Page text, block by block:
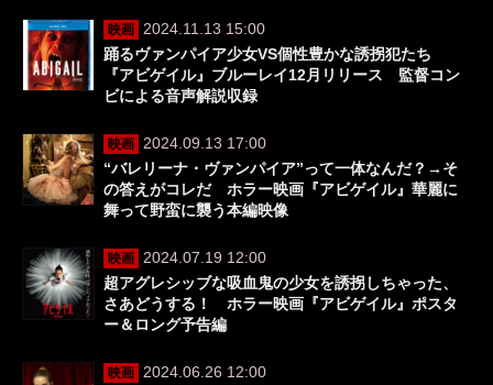
映画
2024.11.13 15:00
踊るヴァンパイア少女VS個性豊かな誘拐犯たち
『アビゲイル』ブルーレイ12月リリース 監督コン
ビによる音声解説収録
映画
2024.09.13 17:00
“バレリーナ・ヴァンパイア”って一体なんだ？→そ
の答えがコレだ ホラー映画『アビゲイル』華麗に
舞って野蛮に襲う本編映像
映画
2024.07.19 12:00
超アグレシッブな吸血鬼の少女を誘拐しちゃった、
さあどうする！ ホラー映画『アビゲイル』ポスタ
ー＆ロング予告編
映画
2024.06.26 12:00